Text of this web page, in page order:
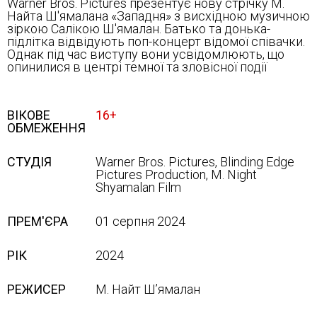
Warner Bros. Pictures презентує нову стрічку М.
Найта Ш'ямалана «Западня» з висхідною музичною
зіркою Салікою Ш'ямалан. Батько та донька-
підлітка відвідують поп-концерт відомої співачки.
Однак під час виступу вони усвідомлюють, що
опинилися в центрі темної та зловісної події
ВІКОВЕ
ОБМЕЖЕННЯ
16+
СТУДІЯ
Warner Bros. Pictures, Blinding Edge
Pictures Production, M. Night
Shyamalan Film
ПРЕМ'ЄРА 01 серпня 2024
РІК 2024
РЕЖИСЕР М. Найт Шʼямалан